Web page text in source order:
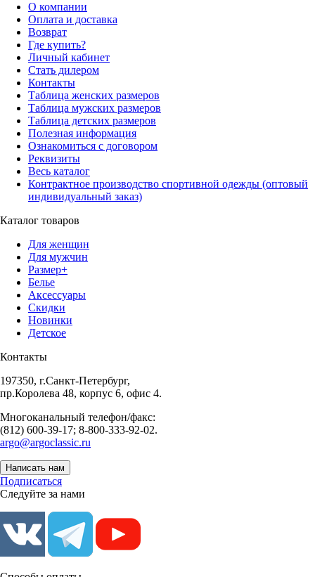
О компании
Оплата и доставка
Возврат
Где купить?
Личный кабинет
Стать дилером
Контакты
Таблица женских размеров
Таблица мужских размеров
Таблица детских размеров
Полезная информация
Ознакомиться с договором
Реквизиты
Весь каталог
Контрактное производство спортивной одежды (оптовый
индивидуальный заказ)
Каталог товаров
Для женщин
Для мужчин
Размер+
Белье
Аксессуары
Скидки
Новинки
Детское
Контакты
197350, г.Санкт-Петербург,
пр.Королева 48, корпус 6, офис 4.
Многоканальный телефон/факс:
(812) 600-39-17; 8-800-333-92-02.
argo@argoclassic.ru
Написать нам
Подписаться
Следуйте за нами